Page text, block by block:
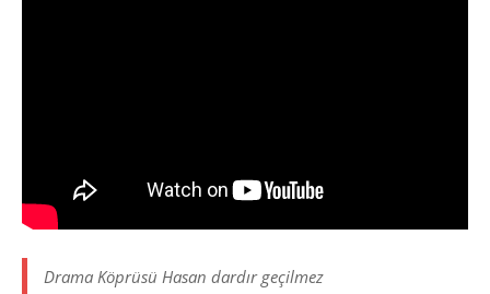
Drama Köprüsü Hasan dardır geçilmez